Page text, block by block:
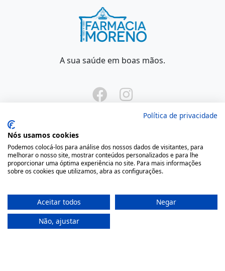
A sua saúde em boas mãos.
Onde Estamos
Largo São Domingos 42-44
(+351) 22 200 35 45
(Chamada para rede fixa nacional)
Política de privacidade
Nós usamos cookies
Podemos colocá-los para análise dos nossos dados de visitantes, para
melhorar o nosso site, mostrar conteúdos personalizados e para lhe
proporcionar uma óptima experiência no site. Para mais informações
sobre os cookies que utilizamos, abra as configurações.
Aceitar todos
Negar
Não, ajustar